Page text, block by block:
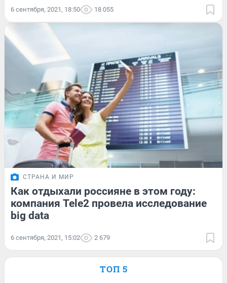
6 сентября, 2021, 18:50 18 055
СТРАНА И МИР
Как отдыхали россияне в этом году:
компания Tele2 провела исследование
big data
6 сентября, 2021, 15:02 2 679
ТОП 5